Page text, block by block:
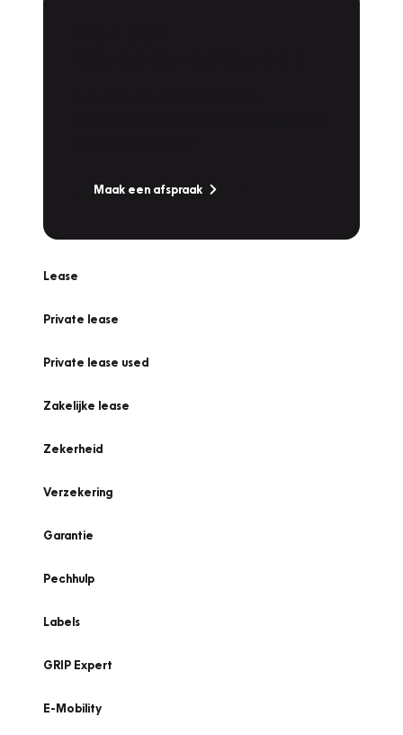
Maak een afspraak
Lease
Private lease
Private lease used
Zakelijke lease
Zekerheid
Verzekering
Garantie
Pechhulp
Labels
GRIP Expert
E-Mobility